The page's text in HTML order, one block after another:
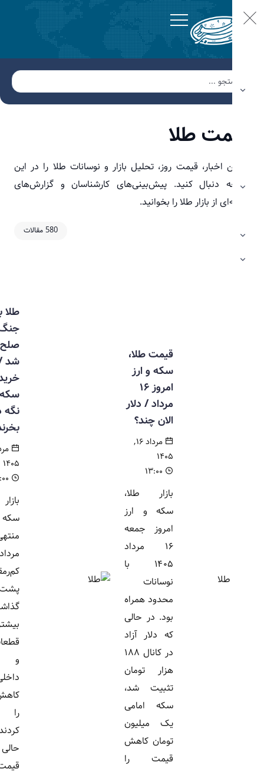
طلا
اخبار، قیمت روز، تحلیل بازار و نوسانات طلا را در این
دنبال کنید. پیش‌بینی‌های کارشناسان و گزارش‌های
از بازار طلا را بخوانید.
قیمت طلا،
سکه و ارز
امروز ۱۶
مرداد / دلار
الان چند؟
مرداد ۱۶,
بازار طلا،
سکه و ارز
امروز جمعه
۱۶ مرداد
۱۴۰۵ با
محدود همراه
بود. در حالی
که دلار آزاد
در کانال ۱۸۸
هزار تومان
تثبیت شد،
سکه امامی
یک میلیون
تومان کاهش
قیمت را
صلح گرفتار
خریداران
سکه دست
نگه دارند یا
مرداد ۱۶,
بازار طلا و
سکه در هفته
منتهی به ۱۶
مرداد روزهای
کم‌رمقی را
پشت سر
گذاشت و
قطعات سکه
و طلای
کاهش قیمت
را تجربه
کردند. در
حالی که
قیمت طلای